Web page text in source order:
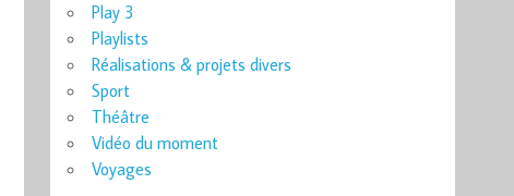
Play 3
Playlists
Réalisations & projets divers
Sport
Théâtre
Vidéo du moment
Voyages